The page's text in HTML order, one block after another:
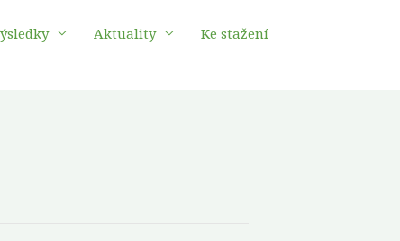
Aktuality
Ke stažení